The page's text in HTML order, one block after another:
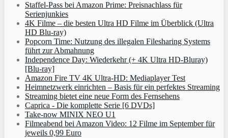
Staffel-Pass bei Amazon Prime: Preisnachlass für
Serienjunkies
4K Filme – die besten Ultra HD Filme im Überblick (Ultra
HD Blu-ray)
Popcorn Time: Nutzung des illegalen Filesharing Systems
führt zur Abmahnung
Independence Day: Wiederkehr (+ 4K Ultra HD-Bluray)
[Blu-ray]
Amazon Fire TV 4K Ultra-HD: Mediaplayer Test
Heimnetzwerk einrichten – Basis für ein perfektes Streaming
Streaming bietet eine neue Form des Fernsehens
Caprica - Die komplette Serie [6 DVDs]
Take-now MINIX NEO U1
Filmeabend bei Amazon Video: 12 Filme im September für
jeweils 0,99 Euro